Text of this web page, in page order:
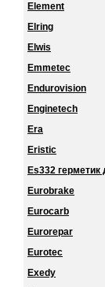
Element
Elring
Elwis
Emmetec
Endurovision
Enginetech
Era
Eristic
Es332
Eurobrake
Eurocarb
Eurorepar
Eurotec
Exedy